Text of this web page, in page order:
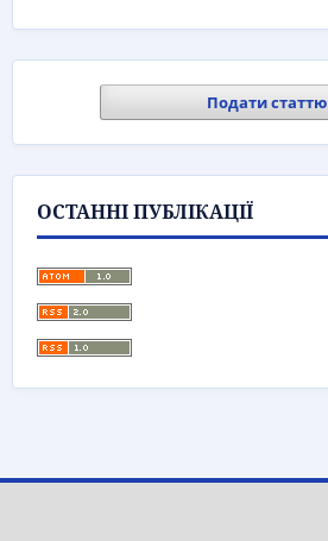
Подати статтю
ОСТАННІ ПУБЛІКАЦІЇ